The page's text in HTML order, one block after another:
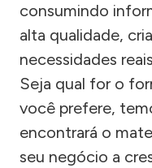
consumindo
alta qualidade,
necessidades
Seja qual for o
você prefere,
encontrará o
seu negócio a